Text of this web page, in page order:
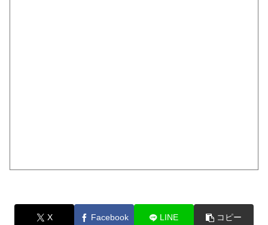
X Facebook LINE コピー